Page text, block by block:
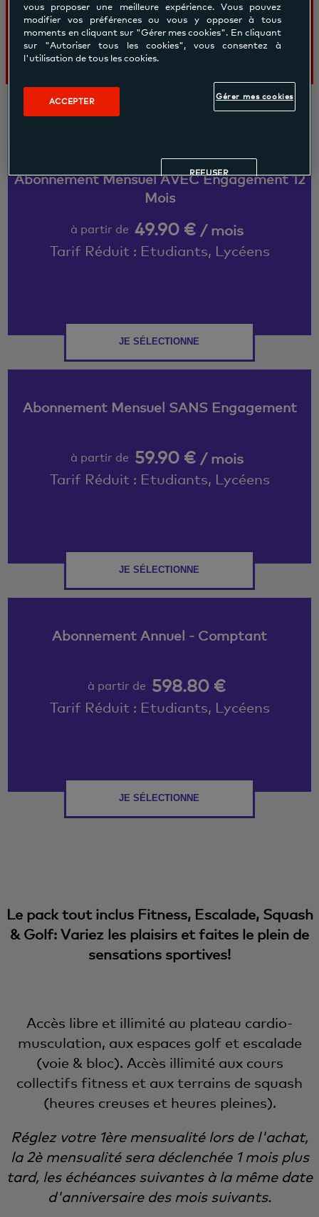
nombreux avantages.
Abonnement Mensuel AVEC Engagement 12
Mois
à partir de 49.90 € / mois
Tarif Réduit : Etudiants, Lycéens
JE SÉLECTIONNE
Abonnement Mensuel SANS Engagement
à partir de 59.90 € / mois
Tarif Réduit : Etudiants, Lycéens
JE SÉLECTIONNE
Abonnement Annuel - Comptant
à partir de 598.80 €
Tarif Réduit : Etudiants, Lycéens
JE SÉLECTIONNE
Le pack tout inclus Fitness, Escalade, Squash
& Golf: Variez les plaisirs et faites le plein de
sensations sportives!
Accès libre et illimité au plateau cardio-
musculation, aux espaces golf et escalade
(voie & bloc). Accès illimité aux cours
collectifs fitness et aux terrains de squash
(heures creuses et heures pleines).
Réglez votre 1ère mensualité lors de l'achat,
la 2è mensualité sera déclenchée 1 mois plus
tard, les échéances suivantes à la même date
d'anniversaire des mois suivants.
vous proposer une meilleure expérience. Vous pouvez
modifier vos préférences ou vous y opposer à tous
moments en cliquant sur "Gérer mes cookies". En cliquant
sur "Autoriser tous les cookies", vous consentez à
l'utilisation de tous les cookies.
Gérer mes cookies
REFUSER
ACCEPTER